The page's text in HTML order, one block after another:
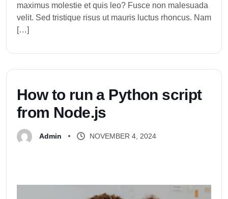
maximus molestie et quis leo? Fusce non malesuada
velit. Sed tristique risus ut mauris luctus rhoncus. Nam
[…]
How to run a Python script
from Node.js
Admin NOVEMBER 4, 2024